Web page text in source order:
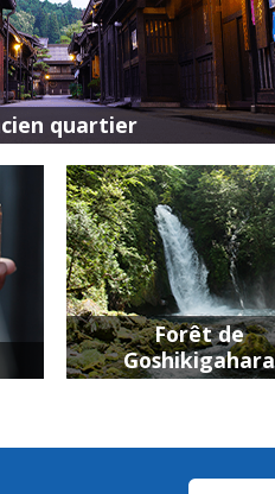
quartier
Forêt de
Goshikigahara